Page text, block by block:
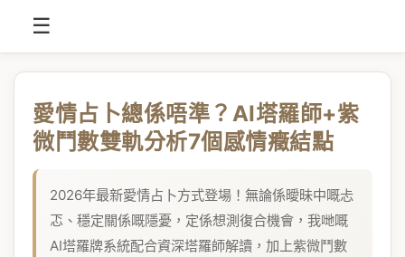
☰
愛情占卜總係唔準？AI塔羅師+紫
微鬥數雙軌分析7個感情癥結點
2026年最新愛情占卜方式登場！無論係曖昧中嘅忐
忑、穩定關係嘅隱憂，定係想測復合機會，我哋嘅
AI塔羅牌系統配合資深塔羅師解讀，加上紫微鬥數